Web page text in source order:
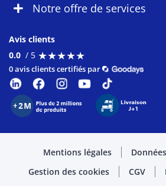
Notre offre de services
Avis clients
0.0 / 5 ★★★★★
★★★★★
0 avis clients certifiés par
Mentions légales
Gestion des cookies
CGV